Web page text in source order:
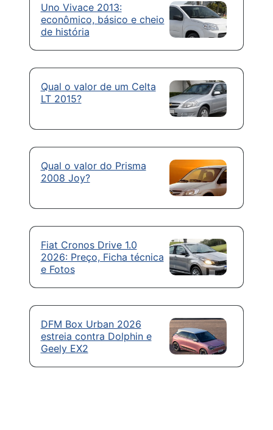
Uno Vivace 2013:
econômico, básico e cheio
de história
Qual o valor de um Celta
LT 2015?
Qual o valor do Prisma
2008 Joy?
Fiat Cronos Drive 1.0
2026: Preço, Ficha técnica
e Fotos
DFM Box Urban 2026
estreia contra Dolphin e
Geely EX2